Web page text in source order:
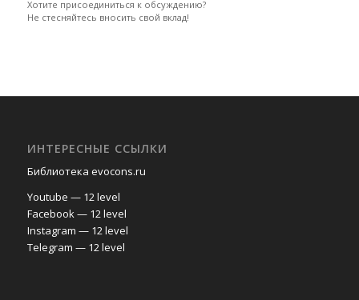
Хотите присоединиться к обсуждению?
Не стесняйтесь вносить свой вклад!
ИНТЕРЕСНЫЕ ССЫЛКИ
Библиотека evocons.ru
Youtube — 12 level
Facebook — 12 level
Instagram — 12 level
Telegram — 12 level